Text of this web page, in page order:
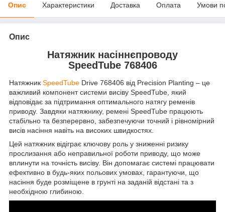
Опис Характеристики Доставка Оплата Умови
Опис
Натяжник насіннєпроводу
SpeedTube 768406
Натяжник SpeedTube Drive 768406 від Precision Planting – це
важливий компонент системи висіву SpeedTube, який
відповідає за підтримання оптимального натягу ременів
приводу. Завдяки натяжнику, ремені SpeedTube працюють
стабільно та безперервно, забезпечуючи точний і рівномірний
висів насіння навіть на високих швидкостях.
Цей натяжник відіграє ключову роль у зниженні ризику
прослизання або неправильної роботи приводу, що може
вплинути на точність висіву. Він допомагає системі працювати
ефективно в будь-яких польових умовах, гарантуючи, що
насіння буде розміщене в грунті на заданій відстані та з
необхідною глибиною.